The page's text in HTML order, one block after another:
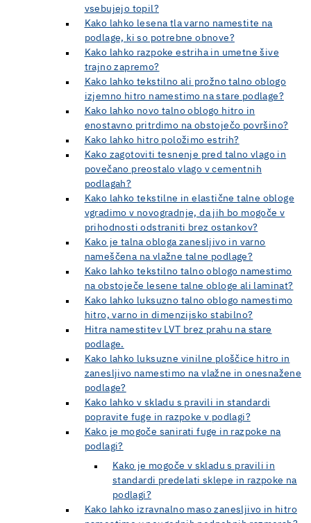
vsebujejo topil?
Kako lahko lesena tla varno namestite na
podlage, ki so potrebne obnove?
Kako lahko razpoke estriha in umetne šive
trajno zapremo?
Kako lahko tekstilno ali prožno talno oblogo
izjemno hitro namestimo na stare podlage?
Kako lahko novo talno oblogo hitro in
enostavno pritrdimo na obstoječo površino?
Kako lahko hitro položimo estrih?
Kako zagotoviti tesnenje pred talno vlago in
povečano preostalo vlago v cementnih
podlagah?
Kako lahko tekstilne in elastične talne obloge
vgradimo v novogradnje, da jih bo mogoče v
prihodnosti odstraniti brez ostankov?
Kako je talna obloga zanesljivo in varno
nameščena na vlažne talne podlage?
Kako lahko tekstilno talno oblogo namestimo
na obstoječe lesene talne obloge ali laminat?
Kako lahko luksuzno talno oblogo namestimo
hitro, varno in dimenzijsko stabilno?
Hitra namestitev LVT brez prahu na stare
podlage.
Kako lahko luksuzne vinilne ploščice hitro in
zanesljivo namestimo na vlažne in onesnažene
podlage?
Kako lahko v skladu s pravili in standardi
popravite fuge in razpoke v podlagi?
Kako je mogoče sanirati fuge in razpoke na
podlagi?
Kako je mogoče v skladu s pravili in
standardi predelati sklepe in razpoke na
podlagi?
Kako lahko izravnalno maso zanesljivo in hitro